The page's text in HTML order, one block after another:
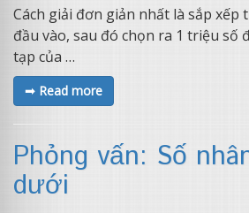
Cách giải đơn giản nhất là sắp xếp
đầu vào, sau đó chọn ra 1 triệu số
tạp của …
➟ Read more
Phỏng vấn: Số
dưới